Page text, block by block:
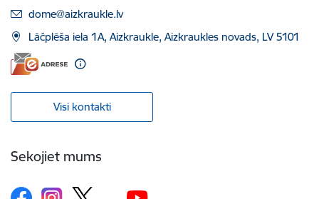
E-pasts:
dome@aizkraukle.lv
Lāčplēša iela 1A, Aizkraukle, Aizkraukles novads, LV 5101
Visi kontakti
Sekojiet mums